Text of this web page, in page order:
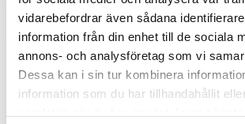
vidarebefordrar även sådana
information från din enhet till de sociala
annons- och analysföretag som vi
Dessa kan i sin tur kombinera
information som du har tillhandahållit
Hyttbord till traktorn, den lilla
gör stor skillnad i vardagen